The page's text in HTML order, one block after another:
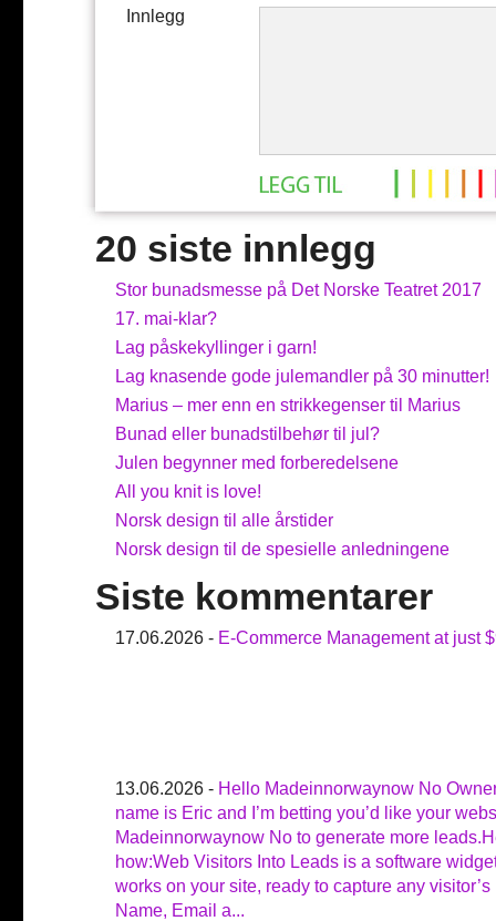
Innlegg
20 siste innlegg
Stor bunadsmesse på Det Norske Teatret 2017
17. mai-klar?
Lag påskekyllinger i garn!
Lag knasende gode julemandler på 30 minutter!
Marius – mer enn en strikkegenser til Marius
Bunad eller bunadstilbehør til jul?
Julen begynner med forberedelsene
All you knit is love!
Norsk design til alle årstider
Norsk design til de spesielle anledningene
Siste kommentarer
17.06.2026 - E-Commerce Management at just
13.06.2026 - Hello Madeinnorwaynow No
name is Eric and I’m betting you’d like your
Madeinnorwaynow No to generate more
how:Web Visitors Into Leads is a software
works on your site, ready to capture any visitor’s
Name, Email a...